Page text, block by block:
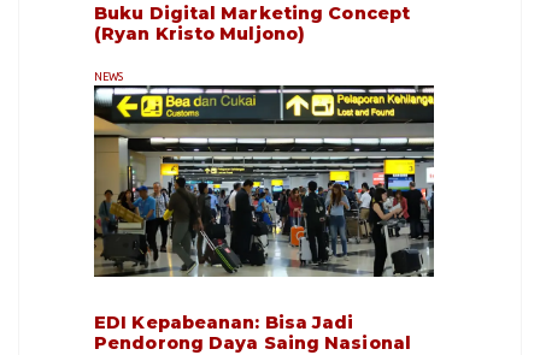
Buku Digital Marketing Concept
(Ryan Kristo Muljono)
NEWS
EDI Kepabeanan: Bisa Jadi
Pendorong Daya Saing Nasional